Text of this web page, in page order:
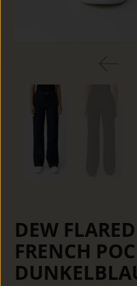
DEW
FRENCH